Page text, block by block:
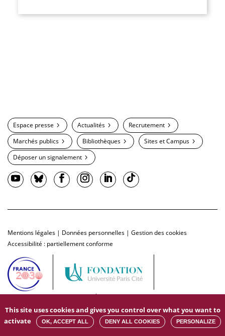
Espace presse Actualités
Recrutement
Marchés publics
Bibliothèques
Sites et Campus
Déposer un signalement
Mentions légales | Données personnelles | Gestion des cookies
Accessibilité : partiellement conforme
This site uses cookies and gives you control over what you want to
activate
OK, ACCEPT ALL DENY ALL COOKIES PERSONALIZE